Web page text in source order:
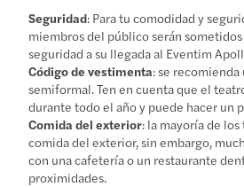
Seguridad: Para tu comodidad y
miembros del público serán
seguridad a su llegada al Eventim
Código de vestimenta: se recomienda
semiformal. Ten en cuenta que el
durante todo el año y puede hacer un
Comida del exterior: la mayoría de
comida del exterior, sin embargo,
con una cafetería o un restaurante
proximidades.